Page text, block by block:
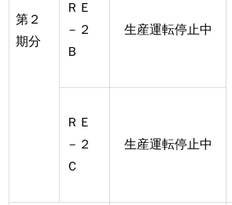
第２
期分
ＲＥ
－２
Ｂ
生産運転停止中
ＲＥ
－２
Ｃ
生産運転停止中